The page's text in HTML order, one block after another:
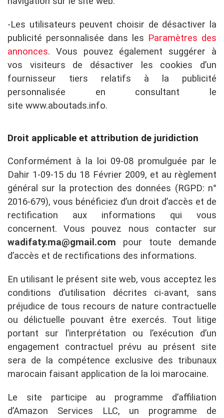
-Les utilisateurs peuvent choisir de désactiver la
publicité personnalisée dans les Paramètres des
annonces. Vous pouvez également suggérer à
vos visiteurs de désactiver les cookies d’un
fournisseur tiers relatifs à la publicité
personnalisée en consultant le
site www.aboutads.info.
Droit applicable et attribution de juridiction
Conformément à la loi 09-08 promulguée par le
Dahir 1-09-15 du 18 Février 2009, et au règlement
général sur la protection des données (RGPD: n°
2016-679), vous bénéficiez d’un droit d’accès et de
rectification aux informations qui vous
concernent. Vous pouvez nous contacter sur
wadifaty.ma@gmail.com pour toute demande
d’accès et de rectifications des informations.
En utilisant le présent site web, vous acceptez les
conditions d’utilisation décrites ci-avant, sans
préjudice de tous recours de nature contractuelle
ou délictuelle pouvant être exercés. Tout litige
portant sur l’interprétation ou l’exécution d’un
engagement contractuel prévu au présent site
sera de la compétence exclusive des tribunaux
marocain faisant application de la loi marocaine.
Le site participe au programme d’affiliation
d’Amazon Services LLC, un programme de